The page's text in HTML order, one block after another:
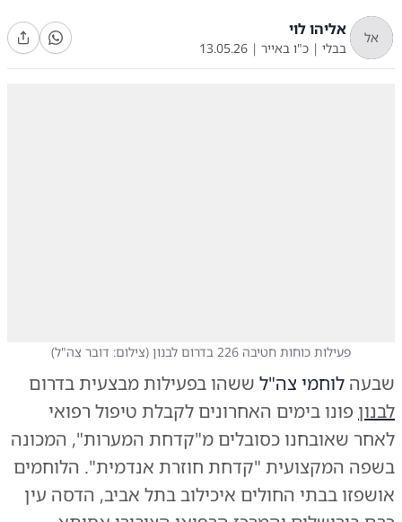
אל אליהו לוי
בבלי | כ"ו באייר |
13.05.26
פעילות כוחות חטיבה 226 בדרום לבנון (צילום: דובר צה"ל)
שבעה לוחמי צה"ל ששהו בפעילות מבצעית בדרום
לבנון פונו בימים האחרונים לקבלת טיפול רפואי
לאחר שאובחנו כסובלים מ"קדחת המערות", המכונה
בשפה המקצועית "קדחת חוזרת אנדמית". הלוחמים
אושפזו בבתי החולים איכילוב בתל אביב, הדסה עין